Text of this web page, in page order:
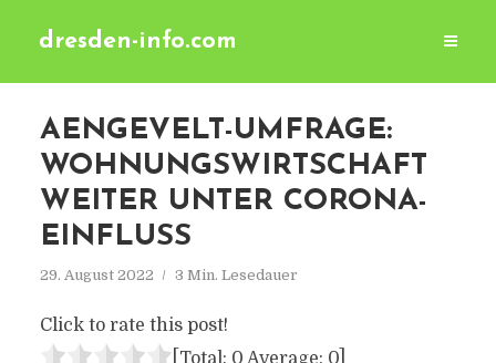
dresden-info.com
AENGEVELT-UMFRAGE:
WOHNUNGSWIRTSCHAFT
WEITER UNTER CORONA-
EINFLUSS
29. August 2022 3 Min. Lesedauer
Click to rate this post!
[Total: 0 Average: 0]